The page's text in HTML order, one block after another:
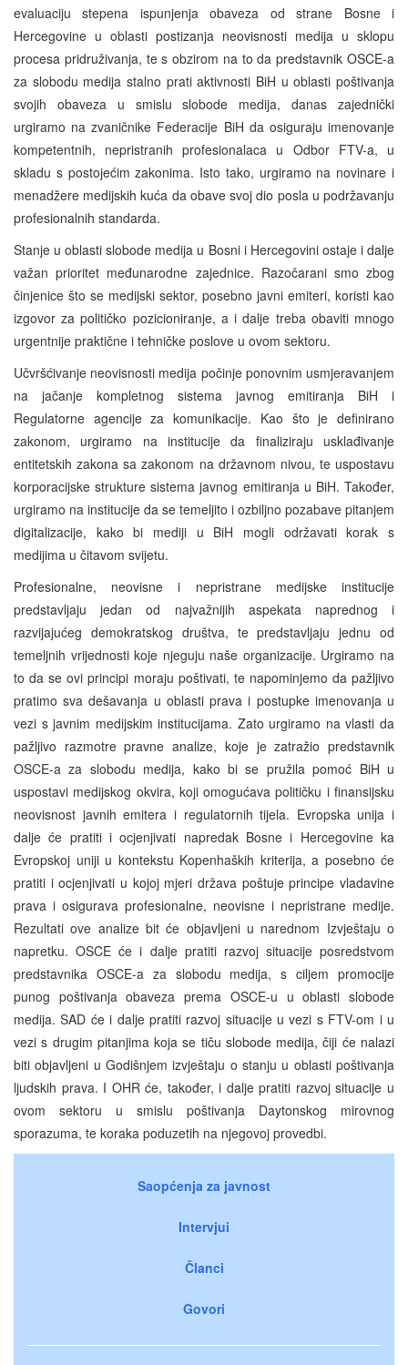
evaluaciju stepena ispunjenja obaveza od strane Bosne i
Hercegovine u oblasti postizanja neovisnosti medija u sklopu
procesa pridruživanja, te s obzirom na to da predstavnik OSCE-a
za slobodu medija stalno prati aktivnosti BiH u oblasti poštivanja
svojih obaveza u smislu slobode medija, danas zajednički
urgiramo na zvaničnike Federacije BiH da osiguraju imenovanje
kompetentnih, nepristranih profesionalaca u Odbor FTV-a, u
skladu s postojećim zakonima. Isto tako, urgiramo na novinare i
menadžere medijskih kuća da obave svoj dio posla u podržavanju
profesionalnih standarda.
Stanje u oblasti slobode medija u Bosni i Hercegovini ostaje i dalje
važan prioritet međunarodne zajednice. Razočarani smo zbog
činjenice što se medijski sektor, posebno javni emiteri, koristi kao
izgovor za političko pozicioniranje, a i dalje treba obaviti mnogo
urgentnije praktične i tehničke poslove u ovom sektoru.
Učvršćivanje neovisnosti medija počinje ponovnim usmjeravanjem
na jačanje kompletnog sistema javnog emitiranja BiH i
Regulatorne agencije za komunikacije. Kao što je definirano
zakonom, urgiramo na institucije da finaliziraju usklađivanje
entitetskih zakona sa zakonom na državnom nivou, te uspostavu
korporacijske strukture sistema javnog emitiranja u BiH. Također,
urgiramo na institucije da se temeljito i ozbiljno pozabave pitanjem
digitalizacije, kako bi mediji u BiH mogli održavati korak s
medijima u čitavom svijetu.
Profesionalne, neovisne i nepristrane medijske institucije
predstavljaju jedan od najvažnijih aspekata naprednog i
razvijajućeg demokratskog društva, te predstavljaju jednu od
temeljnih vrijednosti koje njeguju naše organizacije. Urgiramo na
to da se ovi principi moraju poštivati, te napominjemo da pažljivo
pratimo sva dešavanja u oblasti prava i postupke imenovanja u
vezi s javnim medijskim institucijama. Zato urgiramo na vlasti da
pažljivo razmotre pravne analize, koje je zatražio predstavnik
OSCE-a za slobodu medija, kako bi se pružila pomoć BiH u
uspostavi medijskog okvira, koji omogućava političku i finansijsku
neovisnost javnih emitera i regulatornih tijela. Evropska unija i
dalje će pratiti i ocjenjivati napredak Bosne i Hercegovine ka
Evropskoj uniji u kontekstu Kopenhaških kriterija, a posebno će
pratiti i ocjenjivati u kojoj mjeri država poštuje principe vladavine
prava i osigurava profesionalne, neovisne i nepristrane medije.
Rezultati ove analize bit će objavljeni u narednom Izvještaju o
napretku. OSCE će i dalje pratiti razvoj situacije posredstvom
predstavnika OSCE-a za slobodu medija, s ciljem promocije
punog poštivanja obaveza prema OSCE-u u oblasti slobode
medija. SAD će i dalje pratiti razvoj situacije u vezi s FTV-om i u
vezi s drugim pitanjima koja se tiču slobode medija, čiji će nalazi
biti objavljeni u Godišnjem izvještaju o stanju u oblasti poštivanja
ljudskih prava. I OHR će, također, i dalje pratiti razvoj situacije u
ovom sektoru u smislu poštivanja Daytonskog mirovnog
sporazuma, te koraka poduzetih na njegovoj provedbi.
Saopćenja za javnost
Intervjui
Članci
Govori